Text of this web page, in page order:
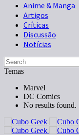
Anime & Manga
Artigos
Críticas
Discussão
Notícias
Temas
Marvel
DC Comics
No results found.